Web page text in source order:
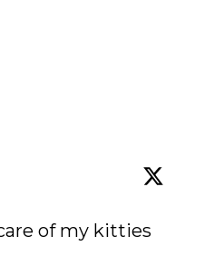
of my kitties